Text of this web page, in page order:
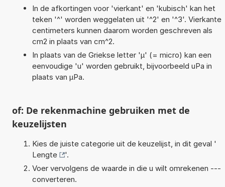
In de afkortingen voor 'vierkant' en 'kubisch' kan het
teken '^' worden weggelaten uit '^2' en '^3'. Vierkante
centimeters kunnen daarom worden geschreven als
cm2 in plaats van cm^2.
In plaats van de Griekse letter 'µ' (= micro) kan een
eenvoudige 'u' worden gebruikt, bijvoorbeeld uPa in
plaats van µPa.
of: De rekenmachine gebruiken met de
keuzelijsten
Kies de juiste categorie uit de keuzelijst, in dit geval '
Lengte
'.
Voer vervolgens de waarde in die u wilt omrekenen ---
converteren.